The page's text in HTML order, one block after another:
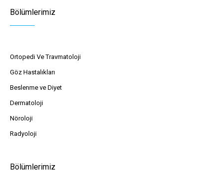
Bölümlerimiz
Ortopedi Ve Travmatoloji
Göz Hastalıkları
Beslenme ve Diyet
Dermatoloji
Nöroloji
Radyoloji
Bölümlerimiz